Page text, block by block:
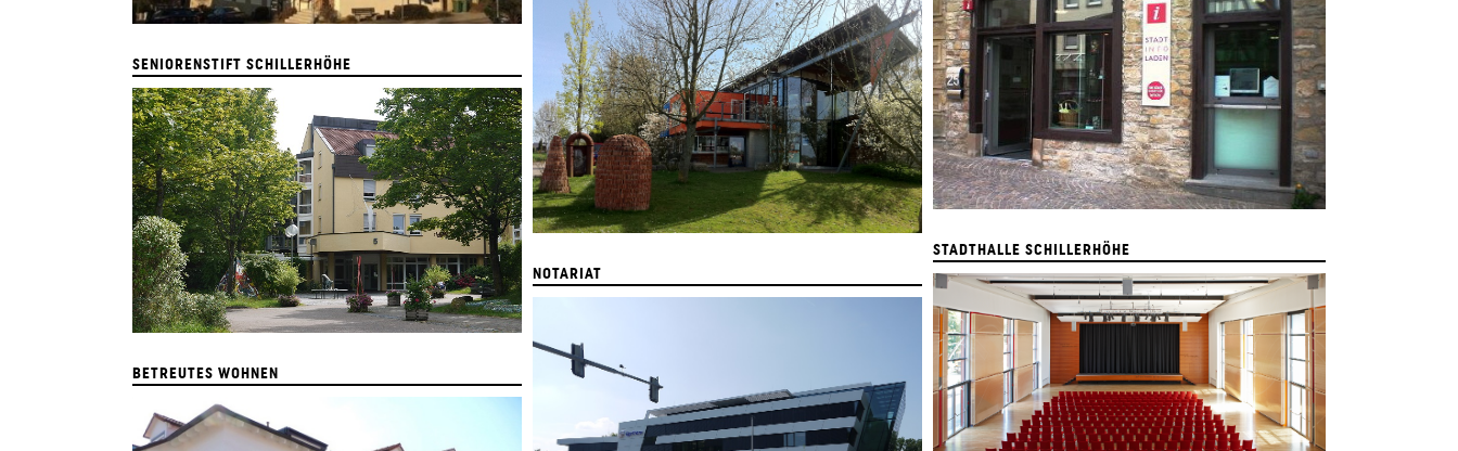
SENIORENSTIFT SCHILLERHÖHE
BETREUTES WOHNEN
NOTARIAT
STADTHALLE SCHILLERHÖHE